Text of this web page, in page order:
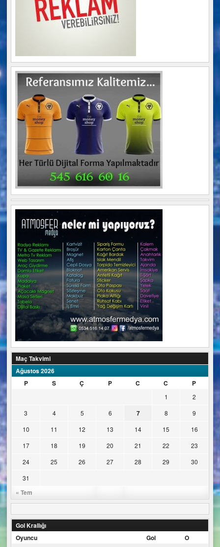
Maç Takvimi
Ağustos 2026
P
S Ç P C C P
« Tem
1
2
3
4 5 6 7 8
9
10
11 12 13 14 15
16
17
18 19 20 21 22
23
24
25 26 27 28 29
30
31
Gol Krallığı
Oyuncu
Gol O